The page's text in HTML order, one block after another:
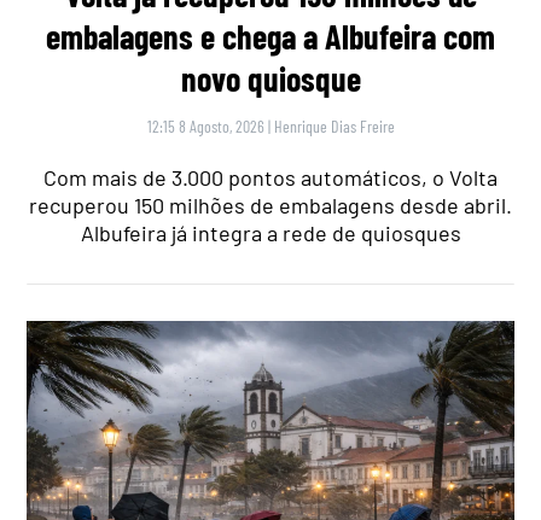
embalagens e chega a Albufeira com
novo quiosque
12:15 8 Agosto, 2026 | Henrique Dias Freire
Com mais de 3.000 pontos automáticos, o Volta
recuperou 150 milhões de embalagens desde abril.
Albufeira já integra a rede de quiosques